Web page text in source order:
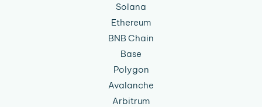
Solana
Ethereum
BNB Chain
Base
Polygon
Avalanche
Arbitrum